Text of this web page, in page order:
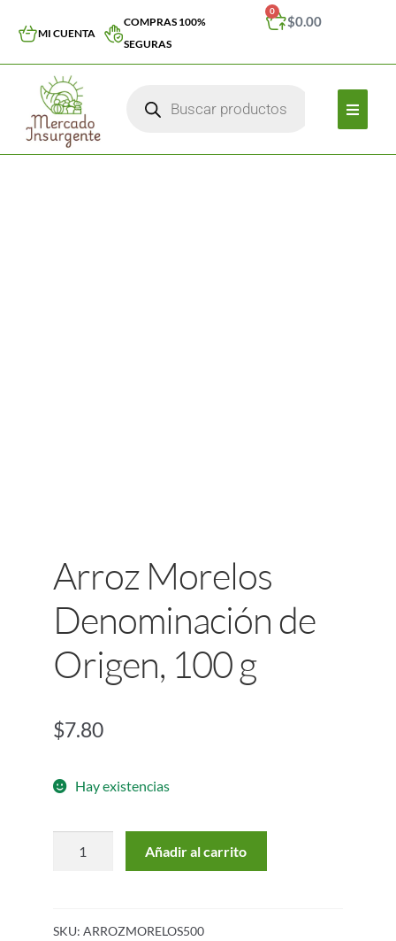
MI CUENTA
COMPRAS 100%
SEGURAS
$0.00
0
Arroz Morelos
Denominación de
Origen, 100 g
$7.80
Hay existencias
Añadir al carrito
SKU: ARROZMORELOS500